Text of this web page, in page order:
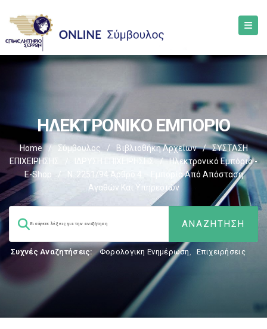
ΗΛΕΚΤΡΟΝΙΚΟ ΕΜΠΟΡΙΟ
Home / Σύμβουλος / Βιβλιοθήκη Αρχείων /
ΣΥΣΤΑΣΗ
ΕΠΙΧΕΙΡΗΣΗΣ
ΙΔΡΥΣΗ ΕΠΙΧΕΙΡΗΣΗΣ /
Ηλεκτρονικό Εμπόριο -
E-Shop
/
Ν. 2251/94 Άρθρο 4 – Εμπορία Από Απόσταση
Αγαθών Και Υπηρεσιών
Συχνές Αναζητήσεις: Φορολογικη Ενημέρωση, Επιχειρήσεις